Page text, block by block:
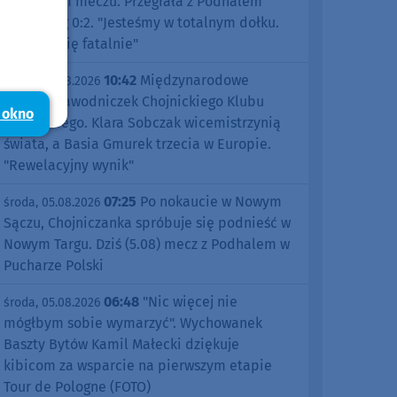
Nowy Targ 0:2. "Jesteśmy w totalnym dołku.
Czujemy się fatalnie"
środa, 05.08.2026 10:42 Międzynarodowe
sukcesy zawodniczek Chojnickiego Klubu
Żeglarskiego. Klara Sobczak wicemistrzynią
świata, a Basia Gmurek trzecia w Europie.
"Rewelacyjny wynik"
środa, 05.08.2026 07:25 Po nokaucie w Nowym
Sączu, Chojniczanka spróbuje się podnieść w
Nowym Targu. Dziś (5.08) mecz z Podhalem w
Pucharze Polski
środa, 05.08.2026 06:48 "Nic więcej nie
mógłbym sobie wymarzyć". Wychowanek
Baszty Bytów Kamil Małecki dziękuje
kibicom za wsparcie na pierwszym etapie
Tour de Pologne (FOTO)